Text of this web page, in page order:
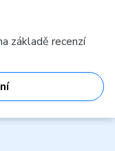
základě recenzí